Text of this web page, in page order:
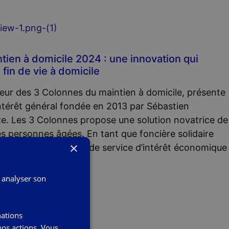
à domicile 2024 : une innovation qui
fin de vie à domicile
des 3 Colonnes du maintien à domicile, présente
général fondée en 2013 par Sébastien
Les 3 Colonnes propose une solution novatrice de
personnes âgées. En tant que foncière solidaire
sous un mandat de service d’intérêt économique
×
son